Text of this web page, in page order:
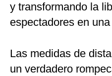
y transformando la
espectadores en
Las medidas de
un verdadero